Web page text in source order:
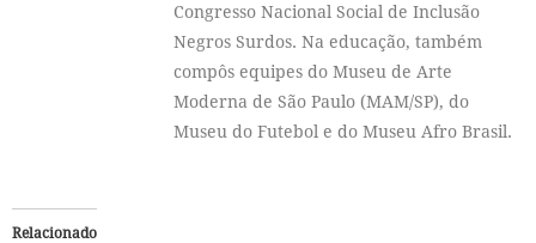
Congresso Nacional Social de Inclusão
Negros Surdos. Na educação, também
compôs equipes do Museu de Arte
Moderna de São Paulo (MAM/SP), do
Museu do Futebol e do Museu Afro Brasil.
Relacionado